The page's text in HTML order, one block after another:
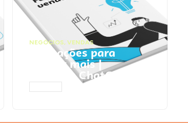
NEGÓCIOS, VENDAS
Faça ações para
vender mais |
Prompts ChatGPT